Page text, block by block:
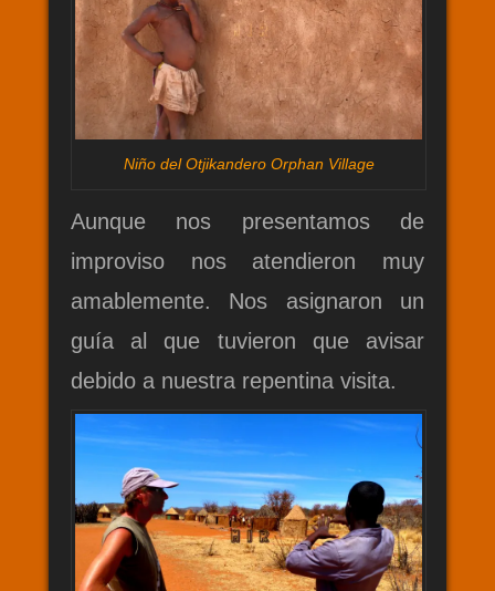
Niño del Otjikandero Orphan Village
Aunque nos presentamos de
improviso nos atendieron muy
amablemente. Nos asignaron un
guía al que tuvieron que avisar
debido a nuestra repentina visita.